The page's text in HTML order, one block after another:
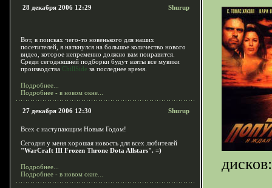
28 декабря 2006 12:29 Shurup
Вот, в поисках чего-то новенького для наших
посетителей, я наткнулся на большое количество нового
видео, которое непременно должно вам понравится.
Среди сегодняшней подборки будут взяты все мувики
производства ChillSide за последнее время.
Подробнее...
Подробнее - в новом окне...
27 декабря 2006 12:30 Shurup
Всех с наступающим Новым Годом!
Сегодня у меня хорошая новость для всех любителей
"WarCraft III Frozen Throne Dota Allstars". =)
Подробнее...
Подробнее - в новом окне...
дисков: